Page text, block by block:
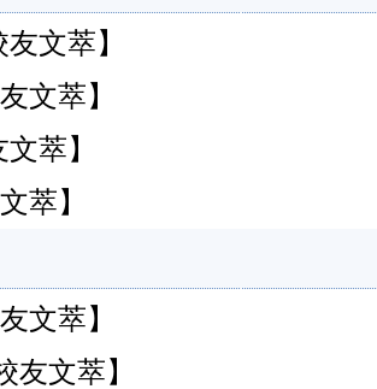
文萃】
文萃】
萃】
萃】
文萃】
文萃】